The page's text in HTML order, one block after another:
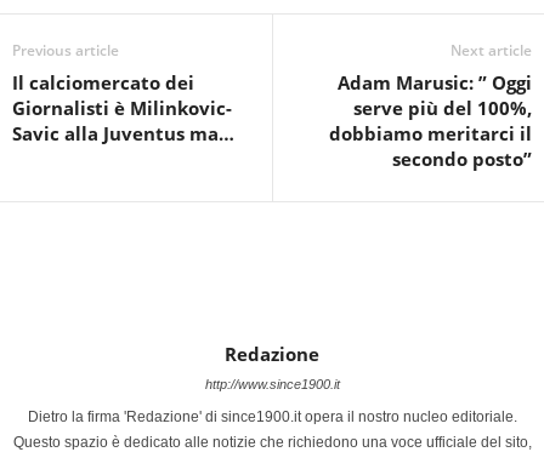
Previous article
Il calciomercato dei
Giornalisti è Milinkovic-
Savic alla Juventus ma…
Next article
Adam Marusic: ” Oggi
serve più del 100%,
dobbiamo meritarci il
secondo posto”
Redazione
http://www.since1900.it
Dietro la firma 'Redazione' di since1900.it opera il nostro nucleo editoriale.
Questo spazio è dedicato alle notizie che richiedono una voce ufficiale del sito,